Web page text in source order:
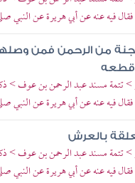
فيه عنه عن أبي هريرة عن النبي
من الرحمن فمن
> تتمة مسند عبد الرحمن بن عوف >
فيه عنه عن أبي هريرة عن النبي
بالعرش
> تتمة مسند عبد الرحمن بن عوف >
فيه عنه عن أبي هريرة عن النبي